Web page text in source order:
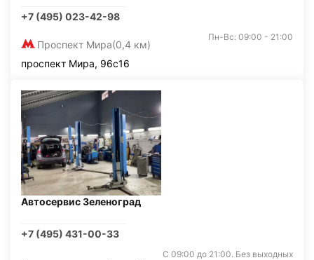
+7 (495) 023-42-98
Проспект Мира(0,4 км)
Пн-Вс: 09:00 - 21:00
проспект Мира, 96с16
Автосервис Зеленоград
+7 (495) 431-00-33
С 09:00 до 21:00. Без выходных